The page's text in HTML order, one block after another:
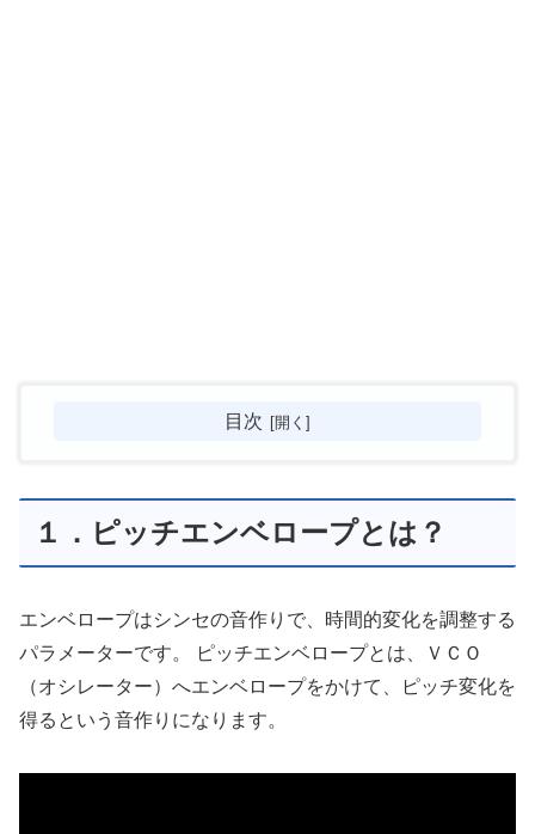
目次
１．ピッチエンベロープとは？
エンベロープはシンセの音作りで、時間的変化を調整する
パラメーターです。 ピッチエンベロープとは、ＶＣＯ
（オシレーター）へエンベロープをかけて、ピッチ変化を
得るという音作りになります。